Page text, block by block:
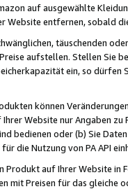
auf ausgewählte
Website entfernen, sobald
täuschenden
aufstellen. Stellen Sie
ein, so dürfen
können
Website nur Angaben
bedienen oder (b) Sie
die Nutzung von PA API
Produkt auf Ihrer Website
mit Preisen für das